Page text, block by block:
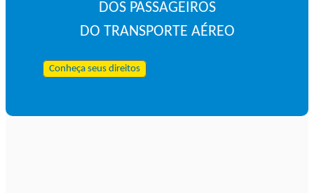
DOS PASSAGEIROS
DO TRANSPORTE AÉREO
Conheça seus direitos